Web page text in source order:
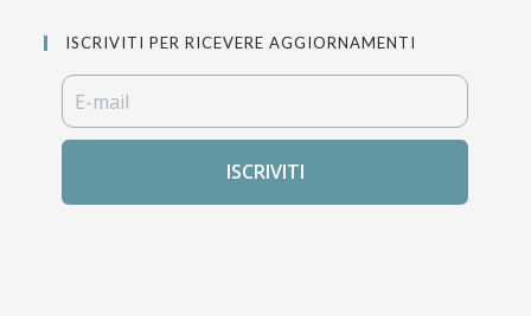
ISCRIVITI PER RICEVERE AGGIORNAMENTI